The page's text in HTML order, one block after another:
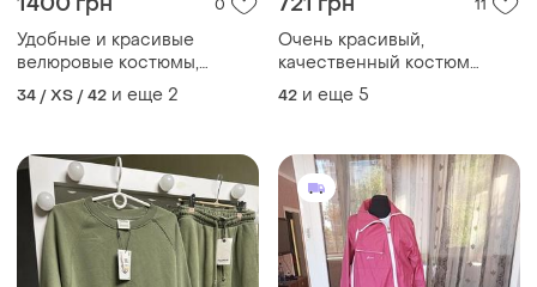
0
Удобные и красивые
велюровые костюмы,
качественный пошив,
двойной капюшон и
34 / XS / 42 и еще 2
11
Очень красивый,
качественный костюм
женский, осень-весна
розового цвета
42 и еще 5